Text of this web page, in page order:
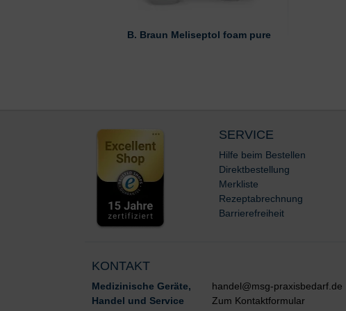
B. Braun Meliseptol foam pure
SERVICE
Hilfe beim Bestellen
Direktbestellung
Merkliste
Rezeptabrechnung
Barrierefreiheit
KONTAKT
Medizinische Geräte,
Handel und Service
handel@msg-praxisbedarf.de
Zum Kontaktformular